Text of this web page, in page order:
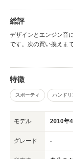
総評
デザインとエンジン音
です。次の買い換えま
特徴
スポーティ ハンド
モデル 2010年
グレード -